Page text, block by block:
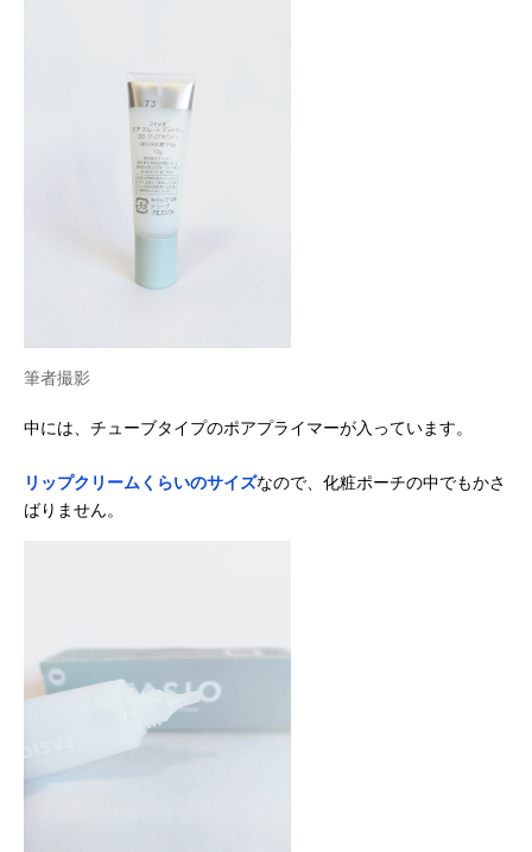
筆者撮影
中には、チューブタイプのポアプライマーが入っています。
リップクリームくらいのサイズなので、化粧ポーチの中でもかさ
ばりません。